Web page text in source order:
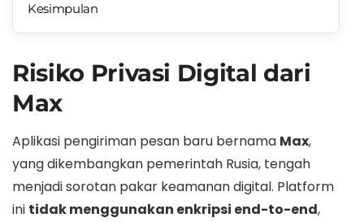
Kesimpulan
Risiko Privasi Digital dari
Max
Aplikasi pengiriman pesan baru bernama Max,
yang dikembangkan pemerintah Rusia, tengah
menjadi sorotan pakar keamanan digital. Platform
ini tidak menggunakan enkripsi end-to-end,